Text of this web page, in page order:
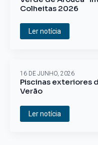
Colheitas 2026
Ler notícia
Piscinas exteriores
Verão
16 DE JUNHO, 2026
Ler notícia